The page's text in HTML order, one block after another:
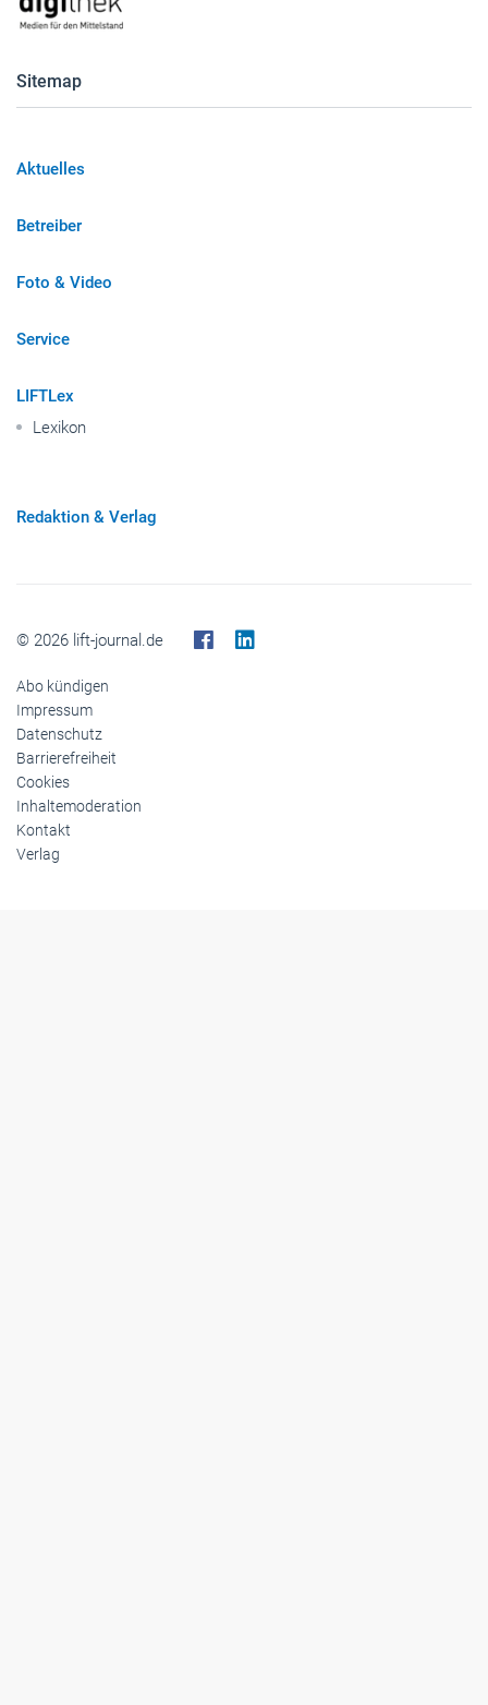
Sitemap
Aktuelles
Betreiber
Foto & Video
Service
LIFTLex
Lexikon
Redaktion & Verlag
© 2026 lift-journal.de
Abo kündigen
Impressum
Datenschutz
Barrierefreiheit
Cookies
Inhaltemoderation
Kontakt
Verlag